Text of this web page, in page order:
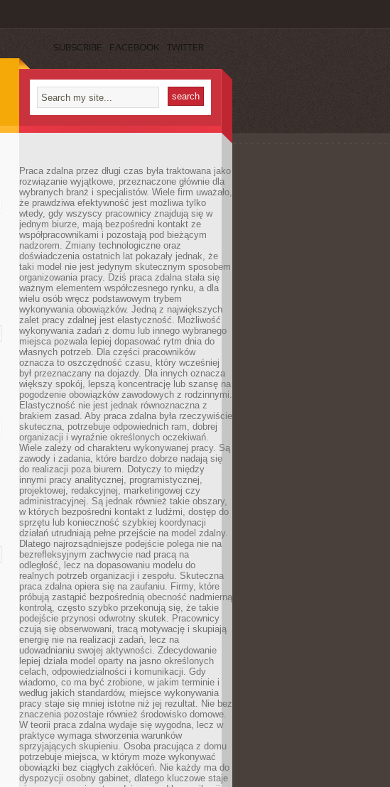
SUBSCRIBE FACEBOOK TWITTER
Praca zdalna przez długi czas była traktowana jako
rozwiązanie wyjątkowe, przeznaczone głównie dla
wybranych branż i specjalistów. Wiele firm uważało,
że prawdziwa efektywność jest możliwa tylko
wtedy, gdy wszyscy pracownicy znajdują się w
jednym biurze, mają bezpośredni kontakt ze
współpracownikami i pozostają pod bieżącym
nadzorem. Zmiany technologiczne oraz
doświadczenia ostatnich lat pokazały jednak, że
taki model nie jest jedynym skutecznym sposobem
organizowania pracy. Dziś praca zdalna stała się
ważnym elementem współczesnego rynku, a dla
wielu osób wręcz podstawowym trybem
wykonywania obowiązków. Jedną z największych
zalet pracy zdalnej jest elastyczność. Możliwość
wykonywania zadań z domu lub innego wybranego
miejsca pozwala lepiej dopasować rytm dnia do
własnych potrzeb. Dla części pracowników
oznacza to oszczędność czasu, który wcześniej
był przeznaczany na dojazdy. Dla innych oznacza
większy spokój, lepszą koncentrację lub szansę na
pogodzenie obowiązków zawodowych z rodzinnymi.
Elastyczność nie jest jednak równoznaczna z
brakiem zasad. Aby praca zdalna była rzeczywiście
skuteczna, potrzebuje odpowiednich ram, dobrej
organizacji i wyraźnie określonych oczekiwań.
Wiele zależy od charakteru wykonywanej pracy. Są
zawody i zadania, które bardzo dobrze nadają się
do realizacji poza biurem. Dotyczy to między
innymi pracy analitycznej, programistycznej,
projektowej, redakcyjnej, marketingowej czy
administracyjnej. Są jednak również takie obszary,
w których bezpośredni kontakt z ludźmi, dostęp do
sprzętu lub konieczność szybkiej koordynacji
działań utrudniają pełne przejście na model zdalny.
Dlatego najrozsądniejsze podejście polega nie na
bezrefleksyjnym zachwycie nad pracą na
odległość, lecz na dopasowaniu modelu do
realnych potrzeb organizacji i zespołu. Skuteczna
praca zdalna opiera się na zaufaniu. Firmy, które
próbują zastąpić bezpośrednią obecność nadmierną
kontrolą, często szybko przekonują się, że takie
podejście przynosi odwrotny skutek. Pracownicy
czują się obserwowani, tracą motywację i skupiają
energię nie na realizacji zadań, lecz na
udowadnianiu swojej aktywności. Zdecydowanie
lepiej działa model oparty na jasno określonych
celach, odpowiedzialności i komunikacji. Gdy
wiadomo, co ma być zrobione, w jakim terminie i
według jakich standardów, miejsce wykonywania
pracy staje się mniej istotne niż jej rezultat. Nie bez
znaczenia pozostaje również środowisko domowe.
W teorii praca zdalna wydaje się wygodna, lecz w
praktyce wymaga stworzenia warunków
sprzyjających skupieniu. Osoba pracująca z domu
potrzebuje miejsca, w którym może wykonywać
obowiązki bez ciągłych zakłóceń. Nie każdy ma do
dyspozycji osobny gabinet, dlatego kluczowe staje